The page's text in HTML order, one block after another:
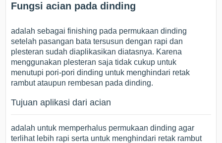
Fungsi acian pada dinding
adalah sebagai finishing pada permukaan dinding
setelah pasangan bata tersusun dengan rapi dan
plesteran sudah diaplikasikan diatasnya. Karena
menggunakan plesteran saja tidak cukup untuk
menutupi pori-pori dinding untuk menghindari retak
rambut ataupun rembesan pada dinding.
Tujuan aplikasi dari acian
adalah untuk memperhalus permukaan dinding agar
terlihat lebih rapi serta untuk menghindari retak rambut